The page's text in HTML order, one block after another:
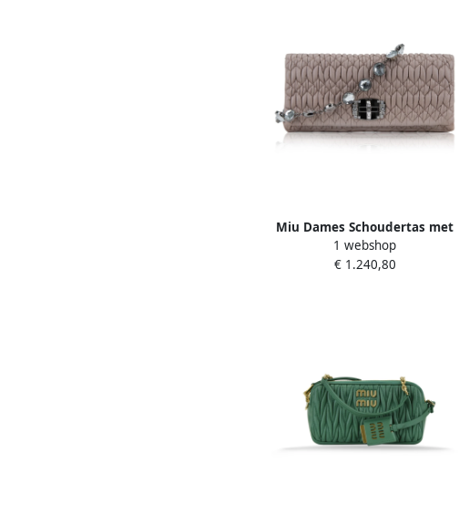
Miu Dames Schoudertas met
Metalen Ketting Brown Dames
1 webshop
€ 1.240,80